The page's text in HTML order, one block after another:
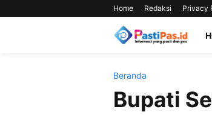
Home Redaksi Privacy
Beranda
Bupati